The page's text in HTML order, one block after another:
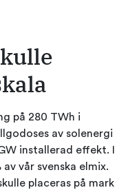
på 280 TWh i
av solenergi
installerad effekt. I
vår svenska elmix.
placeras på mark